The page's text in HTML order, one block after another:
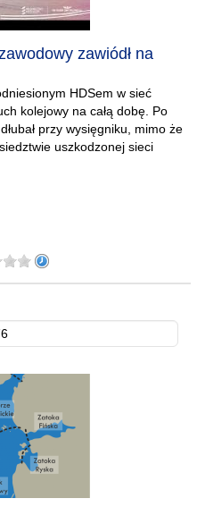
zawiódł na
HDSem w sieć
kolejowy na całą dobę. Po
przy wysięgniku, mimo że
uszkodzonej sieci